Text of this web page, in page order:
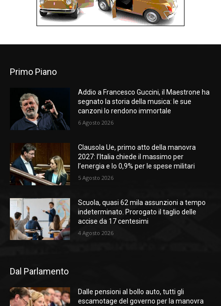
Primo Piano
Addio a Francesco Guccini, il Maestrone ha
segnato la storia della musica: le sue
canzoni lo rendono immortale
6 Agosto 2026
Clausola Ue, primo atto della manovra
2027: l’Italia chiede il massimo per
l’energia e lo 0,9% per le spese militari
5 Agosto 2026
Scuola, quasi 62 mila assunzioni a tempo
indeterminato. Prorogato il taglio delle
accise da 17 centesimi
4 Agosto 2026
Dal Parlamento
Dalle pensioni al bollo auto, tutti gli
escamotage del governo per la manovra